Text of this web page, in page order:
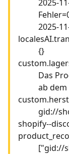
2025-
2025-
{}
Das
ab dem
gid://
shopify--
["gid://